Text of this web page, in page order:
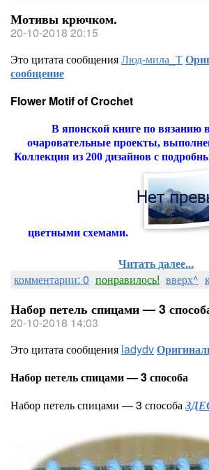
Мотивы крючком.
20-10-2018 20:15
Это цитата сообщенияЛюд-мила_Т
сообщение
Flower Motif of Crochet
В японской книге по вязанию
очаровательные проекты,
Коллекция из 200 дизайнов с
цветными схемами.
Читать далее...
комментарии: 0 понравилось! вверх^
Набор петель спицами — 3
20-10-2018 14:03
Это цитата сообщения ladydv
Набор петель спицами — 3 способа
Набор петель спицами — 3 способа